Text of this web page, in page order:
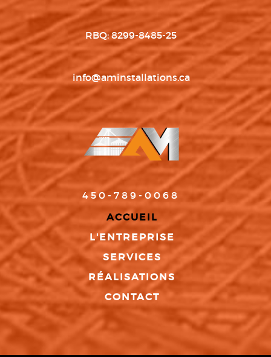
RBQ: 8299-8485-25
info@aminstallations.ca
450-789-0068
ACCUEIL
L'ENTREPRISE
SERVICES
RÉALISATIONS
CONTACT